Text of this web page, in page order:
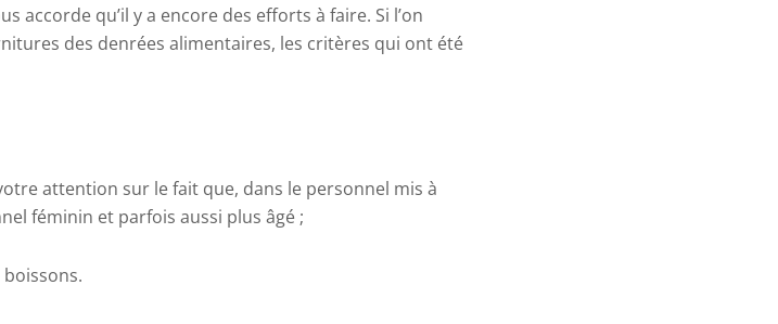
accorde qu’il y a encore des efforts à faire. Si l’on
des denrées alimentaires, les critères qui ont été
attention sur le fait que, dans le personnel mis à
féminin et parfois aussi plus âgé ;